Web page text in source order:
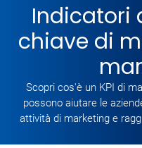
VPS
Server
Indicatori
chiave di
Scopri cos'è un KPI di
possono aiutare le
attività di marketing e